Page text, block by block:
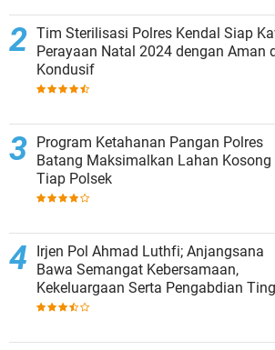
Tim Sterilisasi Polres Kendal Siap
Perayaan Natal 2024 dengan Aman
Kondusif
Program Ketahanan Pangan Polres
Batang Maksimalkan Lahan Kosong
Tiap Polsek
Irjen Pol Ahmad Luthfi; Anjangsana
Bawa Semangat Kebersamaan,
Kekeluargaan Serta Pengabdian